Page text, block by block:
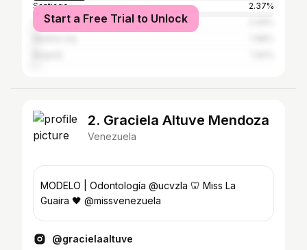
Santiago
2.37%
Valencia
Start a Free Trial to Unlock
2. Graciela Altuve Mendoza
Venezuela
MODELO | Odontología @ucvzla 🦷 Miss La
Guaira 🖤 @missvenezuela
@gracielaaltuve